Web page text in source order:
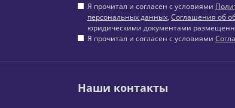
Я прочитал и согласен с условиями
персональных данных, Соглашения об
юридическими документами
Я прочитал и согласен с условиями
Наши контакты